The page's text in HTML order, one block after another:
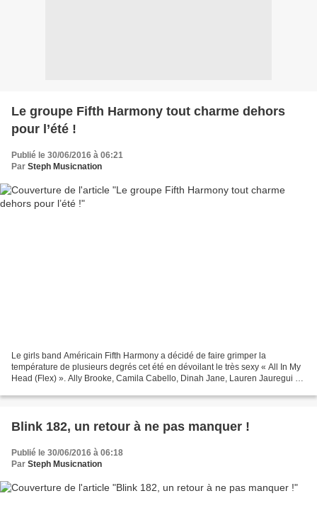
Le groupe Fifth Harmony tout charme dehors
pour l’été !
Publié le 30/06/2016 à 06:21
Par Steph Musicnation
Le girls band Américain Fifth Harmony a décidé de faire grimper la
température de plusieurs degrés cet été en dévoilant le très sexy « All In My
Head (Flex) ». Ally Brooke, Camila Cabello, Dinah Jane, Lauren Jauregui et
Blink 182, un retour à ne pas manquer !
Publié le 30/06/2016 à 06:18
Par Steph Musicnation